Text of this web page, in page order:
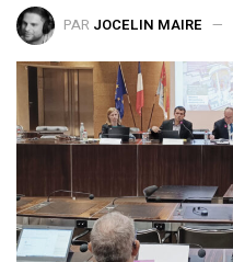
PAR JOCELIN MAIRE